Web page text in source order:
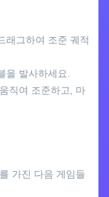
래그하여 조준 궤적
을 발사하세요.
직여 조준하고, 마
가진 다음 게임들